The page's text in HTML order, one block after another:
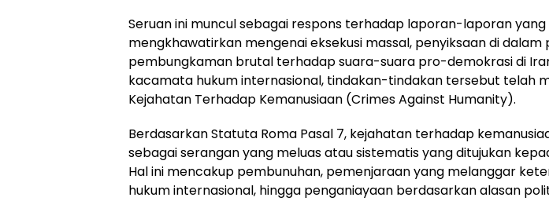
Seruan ini muncul sebagai respons terhadap laporan-laporan yang
mengkhawatirkan mengenai eksekusi massal, penyiksaan di dalam
pembungkaman brutal terhadap suara-suara pro-demokrasi di
kacamata hukum internasional, tindakan-tindakan tersebut telah
Kejahatan Terhadap Kemanusiaan (Crimes Against Humanity).
Berdasarkan Statuta Roma Pasal 7, kejahatan terhadap
sebagai serangan yang meluas atau sistematis yang ditujukan
Hal ini mencakup pembunuhan, pemenjaraan yang melanggar
hukum internasional, hingga penganiayaan berdasarkan alasan